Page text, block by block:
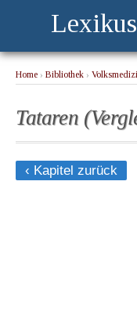
Lexikus
Home › Bibliothek ›
Tataren
‹ Kapitel zurück